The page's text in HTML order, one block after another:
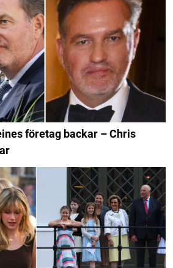
företag backar – Chris